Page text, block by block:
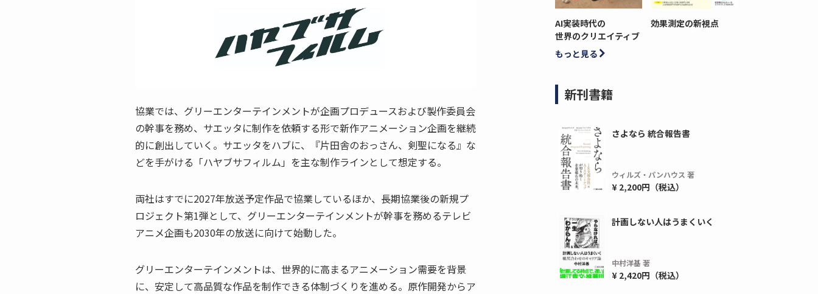
協業では、グリーエンターテインメントが企画プロデュースおよび製作委員会
の幹事を務め、サエッタに制作を依頼する形で新作アニメーション企画を継続
的に創出していく。サエッタをハブに、『片田舎のおっさん、剣聖になる』な
どを手がける「ハヤブサフィルム」を主な制作ラインとして想定する。
両社はすでに2027年放送予定作品で協業しているほか、長期協業後の新規プ
ロジェクト第1弾として、グリーエンターテインメントが幹事を務めるテレビ
アニメ企画も2030年の放送に向けて始動した。
グリーエンターテインメントは、世界的に高まるアニメーション需要を背景
に、安定して高品質な作品を制作できる体制づくりを進める。原作開発からア
AI実装時代の
世界のクリエイティブ
効果測定の新視点
もっと見る
新刊書籍
さよなら 統合報告書
ウィルズ・パンハウス 著
¥ 2,200円（税込）
計画しない人はうまくいく
中村洋基 著
¥ 2,420円（税込）